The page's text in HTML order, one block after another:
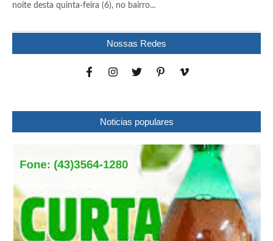
noite desta quinta-feira (6), no bairro...
Nossas Redes
Noticias populares